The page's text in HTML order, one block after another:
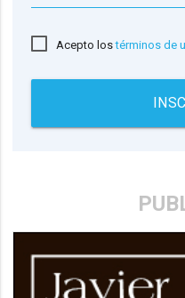
Acepto lostérminos de